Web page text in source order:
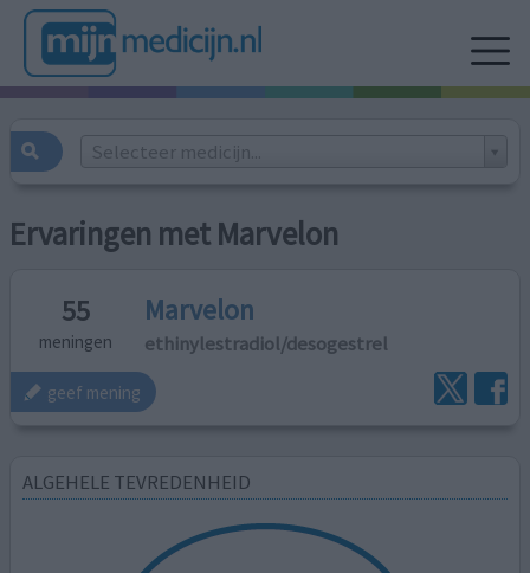
Selecteer medicijn...
Ervaringen met Marvelon
55
meningen
Marvelon
ethinylestradiol/desogestrel
geef mening
ALGEHELE TEVREDENHEID